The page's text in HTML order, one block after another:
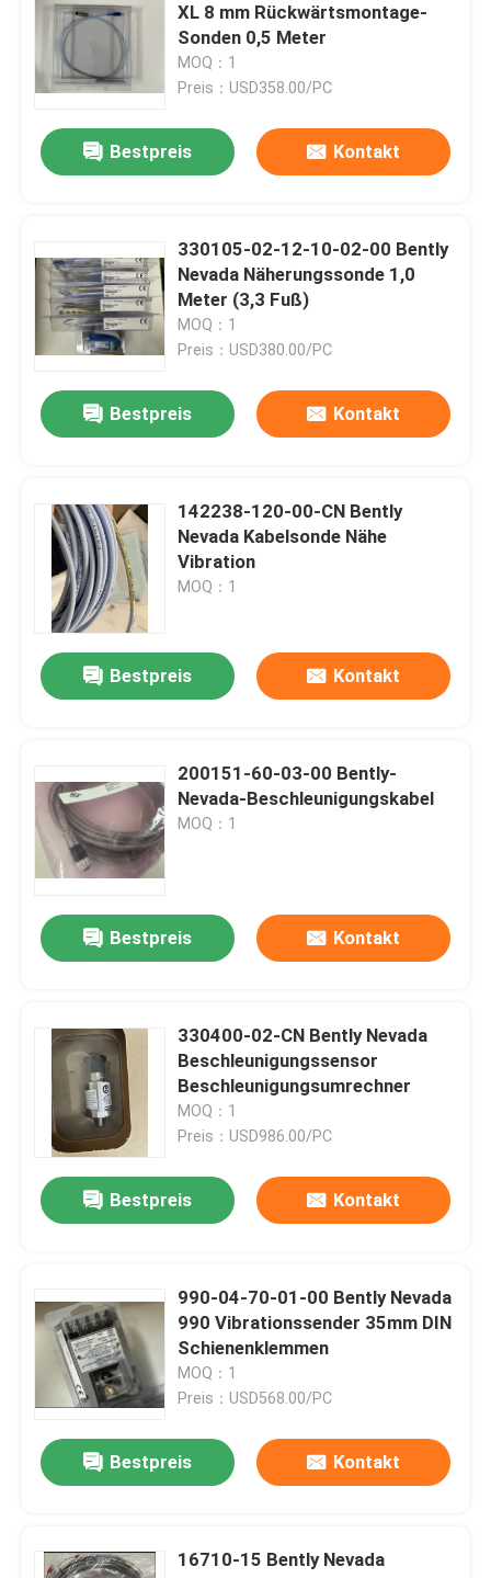
Produkte
Über uns
Werksbesichtigung
Neuigkeiten
Bitte um ein Angebot
News
PEPPERL FUCHS Isolierte Barriere
YOKOGAWA Instrumente
Endress+Hauser Instrumente
asco Magnetventil
Bently Nevada Vibrationsüberwachungssystem
AUMA-Aktorteile
XL 8 mm Rückwärtsmontage-
Sonden 0,5 Meter
MOQ：1
Preis：USD358.00/PC
Bestpreis Kontakt
330105-02-12-10-02-00 Bently
Nevada Näherungssonde 1,0
Meter (3,3 Fuß)
MOQ：1
Preis：USD380.00/PC
Bestpreis Kontakt
142238-120-00-CN Bently
Nevada Kabelsonde Nähe
Vibration
MOQ：1
Bestpreis Kontakt
200151-60-03-00 Bently-
Nevada-Beschleunigungskabel
MOQ：1
Bestpreis Kontakt
330400-02-CN Bently Nevada
Beschleunigungssensor
Beschleunigungsumrechner
MOQ：1
Preis：USD986.00/PC
Bestpreis Kontakt
990-04-70-01-00 Bently Nevada
990 Vibrationssender 35mm DIN
Schienenklemmen
MOQ：1
Preis：USD568.00/PC
Bestpreis Kontakt
16710-15 Bently Nevada